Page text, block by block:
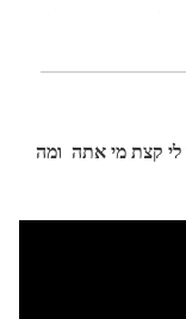
לי קצת מי אתה ומה